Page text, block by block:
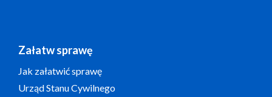
Załatw sprawę
Jak załatwić sprawę
Urząd Stanu Cywilnego